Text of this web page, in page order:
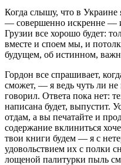
Когда слышу, что в Украине
— совершенно искренне —
Грузии все хорошо будет:
вместе и споем мы, и
будущем, об истинном,
Гордон все спрашивает,
сможет, — я ведь чуть ли
говорил. Ответа пока нет:
написана будет, выпустит.
отдам, а вы печатайте и
содержание вклиниться
твои книги будем — я с
удовольствием их с полки
лощеной палитурки пыль